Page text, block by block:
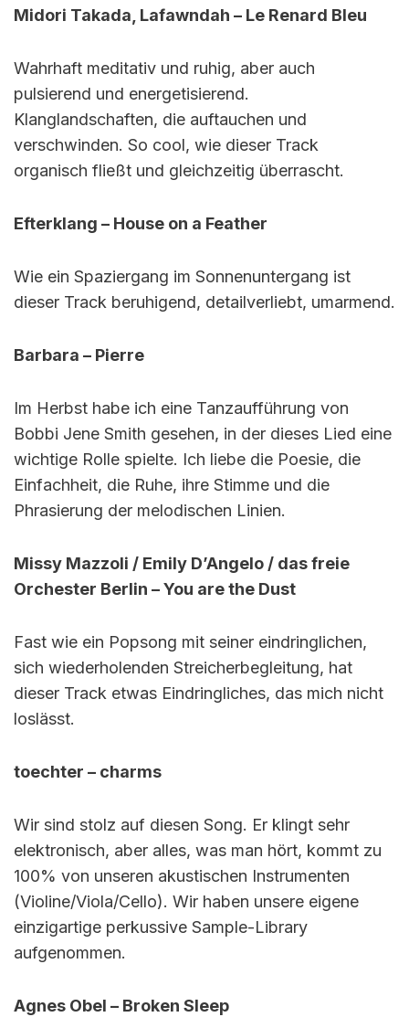
Midori Takada, Lafawndah – Le Renard Bleu
Wahrhaft meditativ und ruhig, aber auch
pulsierend und energetisierend.
Klanglandschaften, die auftauchen und
verschwinden. So cool, wie dieser Track
organisch fließt und gleichzeitig überrascht.
Efterklang – House on a Feather
Wie ein Spaziergang im Sonnenuntergang ist
dieser Track beruhigend, detailverliebt, umarmend.
Barbara – Pierre
Im Herbst habe ich eine Tanzaufführung von
Bobbi Jene Smith gesehen, in der dieses Lied eine
wichtige Rolle spielte. Ich liebe die Poesie, die
Einfachheit, die Ruhe, ihre Stimme und die
Phrasierung der melodischen Linien.
Missy Mazzoli / Emily D’Angelo / das freie
Orchester Berlin – You are the Dust
Fast wie ein Popsong mit seiner eindringlichen,
sich wiederholenden Streicherbegleitung, hat
dieser Track etwas Eindringliches, das mich nicht
loslässt.
toechter – charms
Wir sind stolz auf diesen Song. Er klingt sehr
elektronisch, aber alles, was man hört, kommt zu
100% von unseren akustischen Instrumenten
(Violine/Viola/Cello). Wir haben unsere eigene
einzigartige perkussive Sample-Library
aufgenommen.
Agnes Obel – Broken Sleep